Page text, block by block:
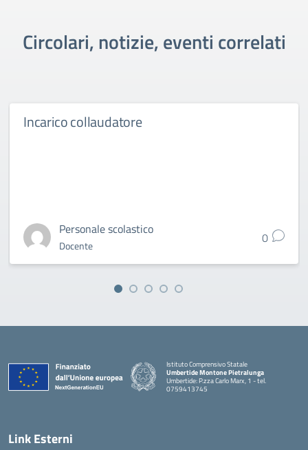
Circolari, notizie, eventi correlati
Incarico collaudatore
Personale scolastico
Docente 0
Istituto Comprensivo Statale
Umbertide Montone Pietralunga
Umbertide: P.zza Carlo Marx, 1 - tel.
0759413745
Link Esterni